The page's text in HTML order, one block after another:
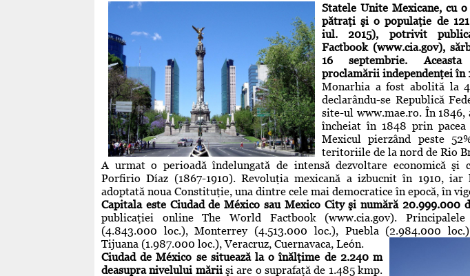
Statele Unite Mexicane, cu
pătraţi şi o populaţie de
iul. 2015), potrivit
Factbook (www.cia.gov),
16 septembrie. Aceasta
proclamării independenţei în
Monarhia a fost abolită la
declarându-se Republică
site-ul www.mae.ro. În 1846,
încheiat în 1848 prin pacea
Mexicul pierzând peste
teritoriile de la nord de Rio
A urmat o perioadă îndelungată de intensă dezvoltare economică şi
Porfirio Díaz (1867-1910). Revoluţia mexicană a izbucnit în 1910,
adoptată noua Constituţie, una dintre cele mai democratice în epocă, în
Capitala este Ciudad de México sau Mexico City şi numără 20.999.000
publicaţiei online The World Factbook (www.cia.gov).
(4.843.000 loc.), Monterrey (4.513.000 loc.), Puebla (2.984.000
Tijuana (1.987.000 loc.), Veracruz, Cuernavaca, León.
Ciudad de México se situează la o înălţime de 2.240 m
deasupra nivelului măriişi are o suprafaţă de 1.485 kmp.